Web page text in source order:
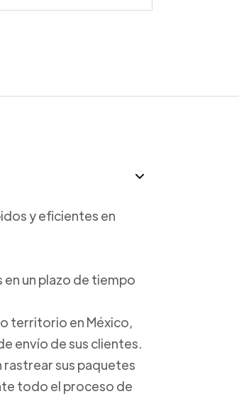
y eficientes en
un plazo de tiempo
territorio en México,
envío de sus clientes.
rastrear sus paquetes
todo el proceso de